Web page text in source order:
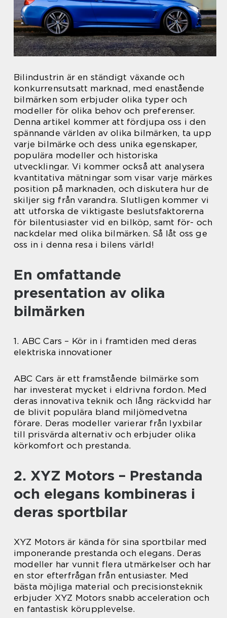
Bilindustrin är en ständigt växande och
konkurrensutsatt marknad, med enastående
bilmärken som erbjuder olika typer och
modeller för olika behov och preferenser.
Denna artikel kommer att fördjupa oss i den
spännande världen av olika bilmärken, ta upp
varje bilmärke och dess unika egenskaper,
populära modeller och historiska
utvecklingar. Vi kommer också att analysera
kvantitativa mätningar som visar varje märkes
position på marknaden, och diskutera hur de
skiljer sig från varandra. Slutligen kommer vi
att utforska de viktigaste beslutsfaktorerna
för bilentusiaster vid en bilköp, samt för- och
nackdelar med olika bilmärken. Så låt oss ge
oss in i denna resa i bilens värld!
En omfattande
presentation av olika
bilmärken
1. ABC Cars – Kör in i framtiden med deras
elektriska innovationer
ABC Cars är ett framstående bilmärke som
har investerat mycket i eldrivna fordon. Med
deras innovativa teknik och lång räckvidd har
de blivit populära bland miljömedvetna
förare. Deras modeller varierar från lyxbilar
till prisvärda alternativ och erbjuder olika
körkomfort och prestanda.
2. XYZ Motors – Prestanda
och elegans kombineras i
deras sportbilar
XYZ Motors är kända för sina sportbilar med
imponerande prestanda och elegans. Deras
modeller har vunnit flera utmärkelser och har
en stor efterfrågan från entusiaster. Med
bästa möjliga material och precisionsteknik
erbjuder XYZ Motors snabb acceleration och
en fantastisk körupplevelse.